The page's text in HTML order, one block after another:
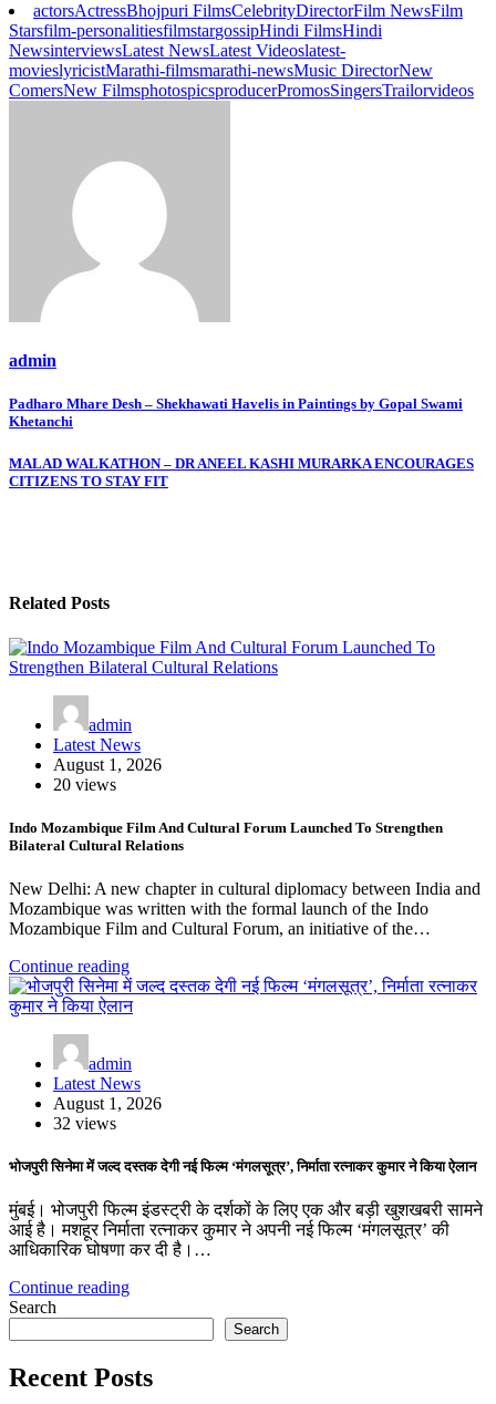
actorsActressBhojpuri FilmsCelebrityDirectorFilm NewsFilm
Starsfilm-personalitiesfilmstargossipHindi FilmsHindi
NewsinterviewsLatest NewsLatest Videoslatest-
movieslyricistMarathi-filmsmarathi-newsMusic DirectorNew
ComersNew FilmsphotospicsproducerPromosSingersTrailorvideos
admin
Post
navigation
Padharo Mhare Desh – Shekhawati Havelis in Paintings by Gopal Swami
Khetanchi
MALAD WALKATHON – DR ANEEL KASHI MURARKA ENCOURAGES
CITIZENS TO STAY FIT
Related Posts
admin
Latest News
August 1, 2026
20 views
Indo Mozambique Film And Cultural Forum Launched To Strengthen
Bilateral Cultural Relations
New Delhi: A new chapter in cultural diplomacy between India and
Mozambique was written with the formal launch of the Indo
Mozambique Film and Cultural Forum, an initiative of the…
Continue reading
admin
Latest News
August 1, 2026
32 views
भोजपुरी सिनेमा में जल्द दस्तक देगी नई फिल्म ‘मंगलसूत्र’, निर्माता रत्नाकर कुमार ने किया ऐलान
मुंबई। भोजपुरी फिल्म इंडस्ट्री के दर्शकों के लिए एक और बड़ी खुशखबरी सामने
आई है। मशहूर निर्माता रत्नाकर कुमार ने अपनी नई फिल्म ‘मंगलसूत्र’ की
आधिकारिक घोषणा कर दी है।…
Continue reading
Search
Search
Recent Posts